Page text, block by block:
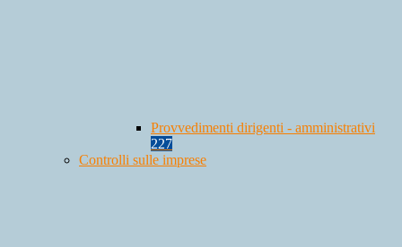
Provvedimenti dirigenti - amministrativi
227
Controlli sulle imprese